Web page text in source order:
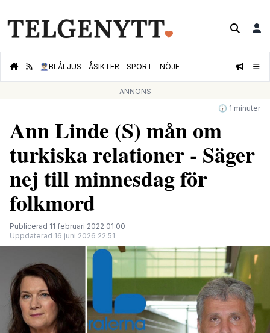
👮🏻‍♂️BLÅLJUS ÅSIKTER SPORT NÖJE
ANNONS
🕝 1 minuter
Ann Linde (S) mån om
turkiska relationer - Säger
nej till minnesdag för
folkmord
Publicerad 11 februari 2022 01:00
Uppdaterad 16 juni 2026 22:51